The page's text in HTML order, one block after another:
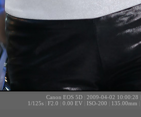
Canon EOS 5D 2009-04-02 10:00:28
1/125s| F2.0 0.00 EV| ISO-200 135.00mm